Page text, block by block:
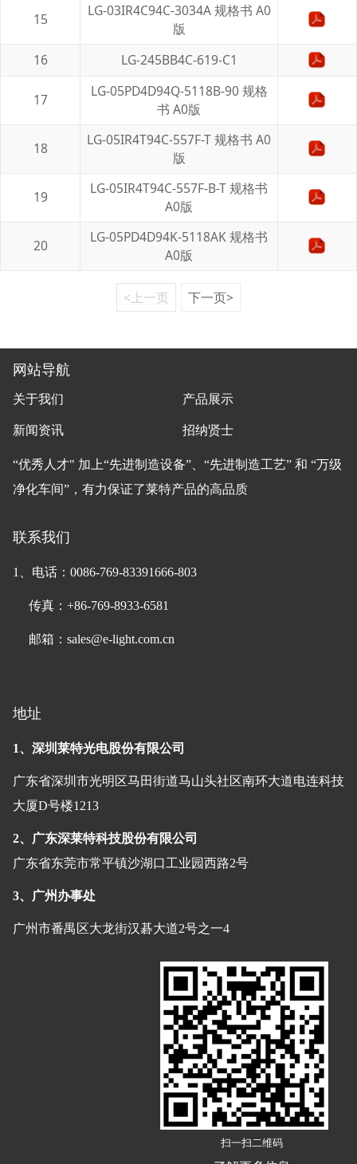
15
LG-03IR4C94C-3034A 规格书 A0
版
16
LG-245BB4C-619-C1
17
LG-05PD4D94Q-5118B-90 规格
书 A0版
18
LG-05IR4T94C-557F-T 规格书 A0
版
19
LG-05IR4T94C-557F-B-T 规格书
A0版
20
LG-05PD4D94K-5118AK 规格书
A0版
<上一页 下一页>
网站导航
关于我们
新闻资讯
产品展示
招纳贤士
“优秀人才" 加上“先进制造设备”、“先进制造工艺” 和 “万级
净化车间”，有力保证了莱特产品的高品质
联系我们
1、电话：0086-769-83391666-803
传真：+86-769-8933-6581
邮箱：sales@e-light.com.cn
地址
1、深圳莱特光电股份有限公司
广东省深圳市光明区马田街道马山头社区南环大道电连科技
大厦D号楼1213
2、广东深莱特科技股份有限公司
广东省东莞市常平镇沙湖口工业园西路2号
3、广州办事处
广州市番禺区大龙街汉碁大道2号之一4
扫一扫二维码